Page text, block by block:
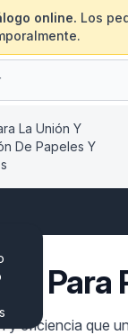
online. Los
La Unión Y
De Papeles Y
Para
y eficiencia que